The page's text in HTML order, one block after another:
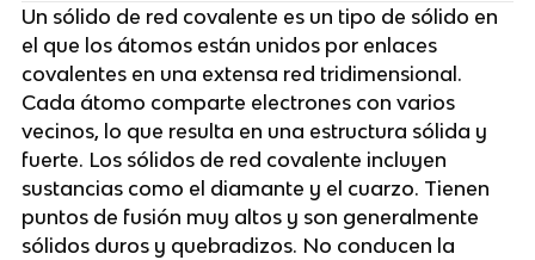
Un sólido de red covalente es un tipo de sólido en
el que los átomos están unidos por enlaces
covalentes en una extensa red tridimensional.
Cada átomo comparte electrones con varios
vecinos, lo que resulta en una estructura sólida y
fuerte. Los sólidos de red covalente incluyen
sustancias como el diamante y el cuarzo. Tienen
puntos de fusión muy altos y son generalmente
sólidos duros y quebradizos. No conducen la